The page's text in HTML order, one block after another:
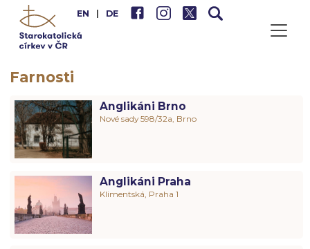
EN DE
Farnosti
Anglikáni Brno
Nové sady 598/32a, Brno
Anglikáni Praha
Klimentská, Praha 1